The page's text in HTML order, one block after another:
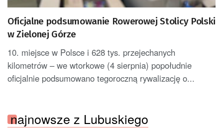
Oficjalne podsumowanie Rowerowej Stolicy Polski
w Zielonej Górze
10. miejsce w Polsce i 628 tys. przejechanych
kilometrów – we wtorkowe (4 sierpnia) popołudnie
oficjalnie podsumowano tegoroczną rywalizację o...
najnowsze z Lubuskiego